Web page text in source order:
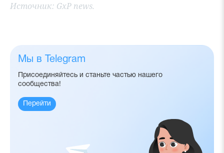
Источник: GxP news.
Мы в Telegram
Присоединяйтесь и станьте частью нашего
сообщества!
Перейти